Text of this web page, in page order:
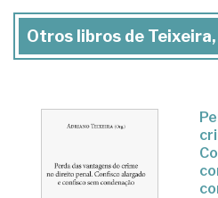
Otros libros de